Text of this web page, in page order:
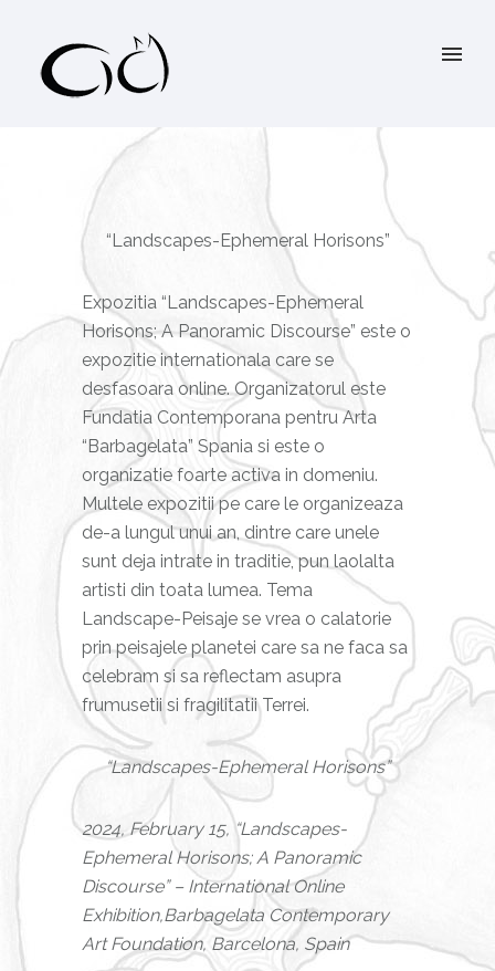
“Landscapes-Ephemeral Horisons”
Expozitia “Landscapes-Ephemeral
Horisons; A Panoramic Discourse” este o
expozitie internationala care se
desfasoara online. Organizatorul este
Fundatia Contemporana pentru Arta
“Barbagelata” Spania si este o
organizatie foarte activa in domeniu.
Multele expozitii pe care le organizeaza
de-a lungul unui an, dintre care unele
sunt deja intrate in traditie, pun laolalta
artisti din toata lumea. Tema
Landscape-Peisaje se vrea o calatorie
prin peisajele planetei care sa ne faca sa
celebram si sa reflectam asupra
frumusetii si fragilitatii Terrei.
“Landscapes-Ephemeral Horisons”
2024, February 15, “Landscapes-
Ephemeral Horisons; A Panoramic
Discourse” – International Online
Exhibition,Barbagelata Contemporary
Art Foundation, Barcelona, Spain